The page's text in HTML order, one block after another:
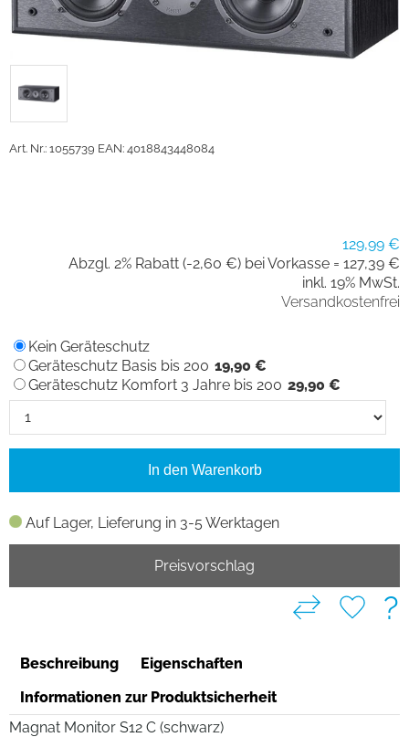
Art. Nr.: 1055739 EAN: 4018843448084
129,99 €
Abzgl. 2% Rabatt (-2,60 €) bei Vorkasse = 127,39 €
inkl. 19% MwSt.
Versandkostenfrei
Auf Lager, Lieferung in 3-5 Werktagen
Kein Geräteschutz
Geräteschutz Basis bis 200 19,90 €
Geräteschutz Komfort 3 Jahre bis 200 29,90 €
In den Warenkorb
Preisvorschlag
?
Beschreibung
Eigenschaften
Informationen zur Produktsicherheit
Magnat Monitor S12 C (schwarz)